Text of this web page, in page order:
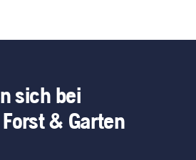
sich bei
& Garten